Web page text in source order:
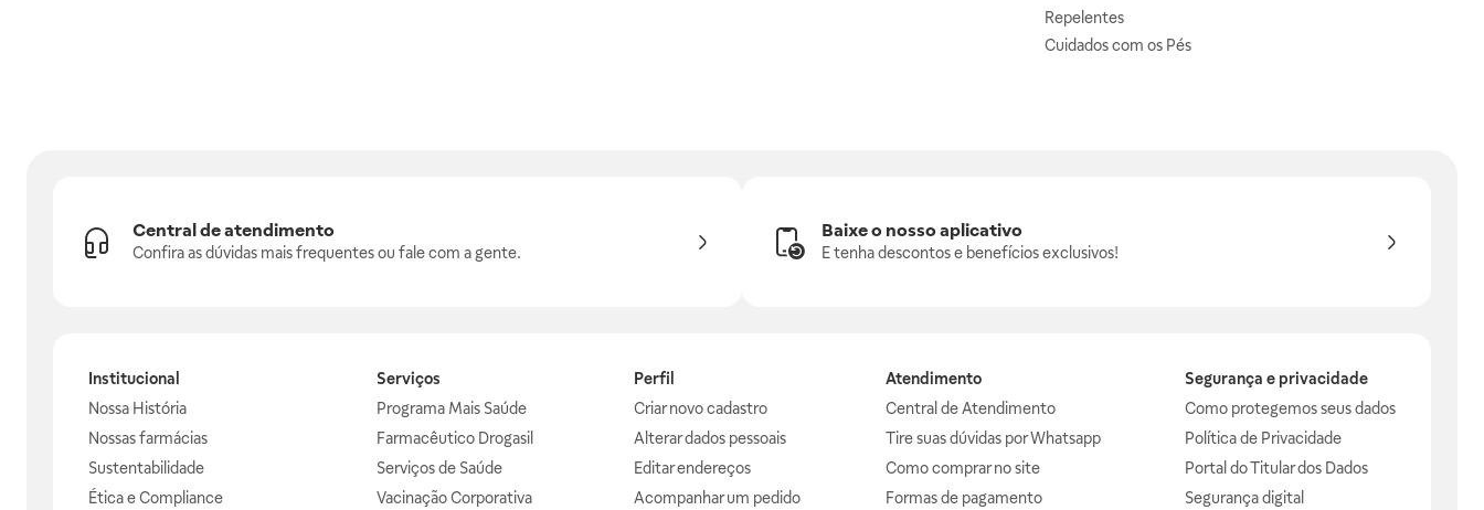
Repelentes
Cuidados com os Pés
Central de atendimento
Confira as dúvidas mais frequentes ou fale com a gente.
Baixe o nosso aplicativo
E tenha descontos e benefícios exclusivos!
Institucional
Nossa História
Nossas farmácias
Sustentabilidade
Ética e Compliance
Serviços
Programa Mais Saúde
Farmacêutico Drogasil
Serviços de Saúde
Vacinação Corporativa
Perfil
Criar novo cadastro
Alterar dados pessoais
Editar endereços
Acompanhar um pedido
Atendimento
Central de Atendimento
Tire suas dúvidas por Whatsapp
Como comprar no site
Formas de pagamento
Segurança e privacidade
Como protegemos seus dados
Política de Privacidade
Portal do Titular dos Dados
Segurança digital